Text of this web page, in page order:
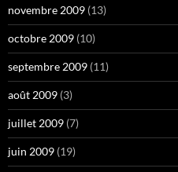
novembre 2009 (13)
octobre 2009 (10)
septembre 2009 (11)
août 2009 (3)
juillet 2009 (7)
juin 2009 (19)